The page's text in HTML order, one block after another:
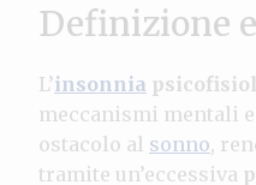
Definizione
L’insonnia
meccanismi mentali
ostacolo al sonno,
tramite un’eccessiva